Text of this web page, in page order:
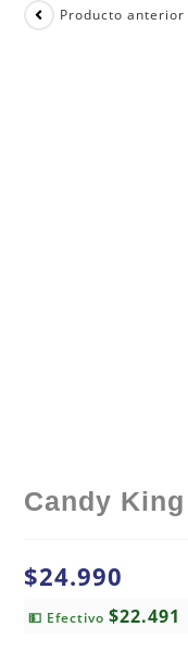
Producto anterior
Candy
$24.990
💵 Efectivo$22.491